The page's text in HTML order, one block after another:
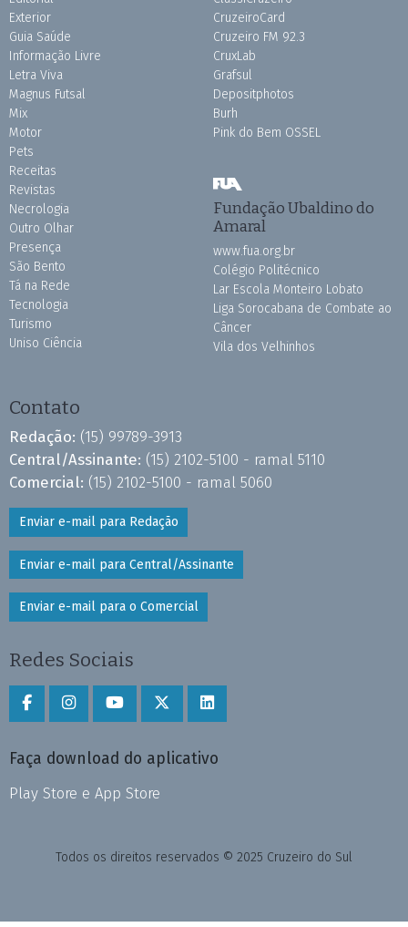
Exterior
Guia Saúde
Informação Livre
Letra Viva
Magnus Futsal
Mix
Motor
Pets
Receitas
Revistas
Necrologia
Outro Olhar
Presença
São Bento
Tá na Rede
Tecnologia
Turismo
Uniso Ciência
CruzeiroCard
Cruzeiro FM 92.3
CruxLab
Grafsul
Depositphotos
Burh
Pink do Bem OSSEL
Fundação Ubaldino do
Amaral
www.fua.org.br
Colégio Politécnico
Lar Escola Monteiro Lobato
Liga Sorocabana de Combate ao
Câncer
Vila dos Velhinhos
Contato
Redação: (15) 99789-3913
Central/Assinante: (15) 2102-5100 - ramal 5110
Comercial: (15) 2102-5100 - ramal 5060
Enviar e-mail para Redação
Enviar e-mail para Central/Assinante
Enviar e-mail para o Comercial
Redes Sociais
Faça download do aplicativo
Play Store e App Store
Todos os direitos reservados © 2025 Cruzeiro do Sul